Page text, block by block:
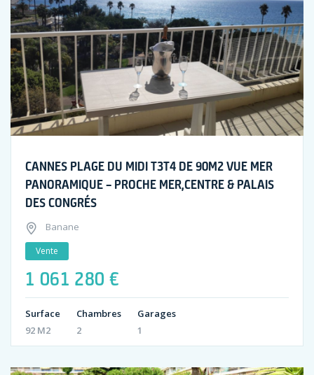
CANNES PLAGE DU MIDI T3T4 DE 90M2 VUE MER
PANORAMIQUE – PROCHE MER,CENTRE & PALAIS
DES CONGRÉS
Banane
Vente
1 061 280 €
Surface
92 M2
Chambres
2
Garages
1